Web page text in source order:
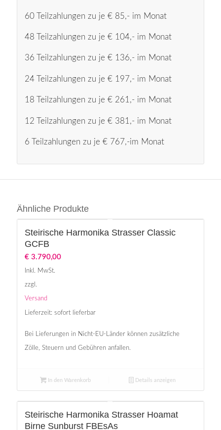
60 Teilzahlungen zu je € 85,- im Monat
48 Teilzahlungen zu je € 104,- im Monat
36 Teilzahlungen zu je € 136,- im Monat
24 Teilzahlungen zu je € 197,- im Monat
18 Teilzahlungen zu je € 261,- im Monat
12 Teilzahlungen zu je € 381,- im Monat
6 Teilzahlungen zu je € 767,-im Monat
Ähnliche Produkte
Steirische Harmonika Strasser Classic
GCFB
€3.790,00
Inkl. MwSt.
zzgl.
Versand
Lieferzeit: sofort lieferbar
Bei Lieferungen in Nicht-EU-Länder können zusätzliche
Zölle, Steuern und Gebühren anfallen.
In den Warenkorb Details anzeigen
Steirische Harmonika Strasser Hoamat
Birne Sunburst FBEsAs